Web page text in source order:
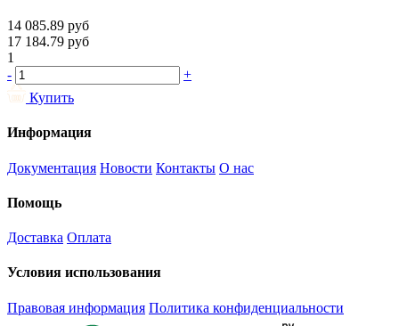
14 085.89 руб
17 184.79 руб
1
-
+
Купить
Информация
Документация Новости Контакты О нас
Помощь
Доставка Оплата
Условия использования
Правовая информация Политика конфиденциальности